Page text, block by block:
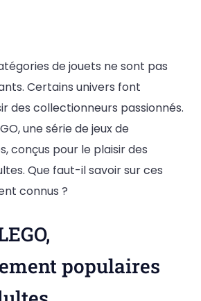
de jouets ne sont pas
Certains univers font
des collectionneurs passionnés.
une série de jeux de
conçus pour le plaisir des
Que faut-il savoir sur ces
connus ?
populaires